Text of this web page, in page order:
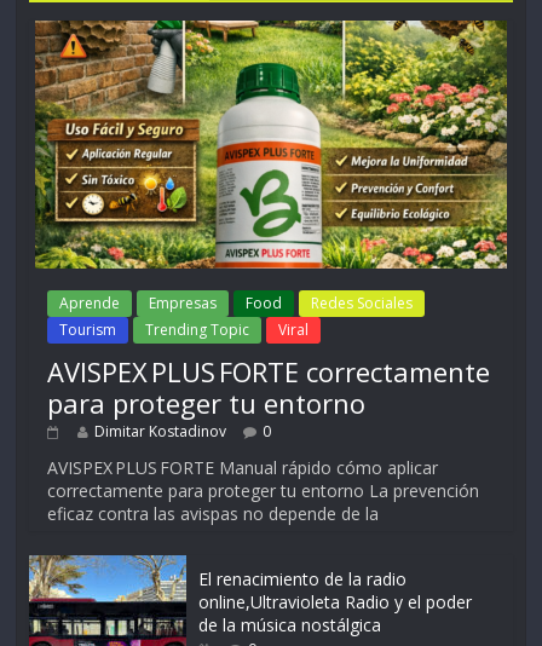
Aprende Empresas Food
Redes Sociales
Tourism
Trending Topic Viral
AVISPEX PLUS FORTE correctamente
para proteger tu entorno
Dimitar Kostadinov 0
AVISPEX PLUS FORTE Manual rápido cómo aplicar
correctamente para proteger tu entorno La prevención
eficaz contra las avispas no depende de la
El renacimiento de la radio
online,Ultravioleta Radio y el poder
de la música nostálgica